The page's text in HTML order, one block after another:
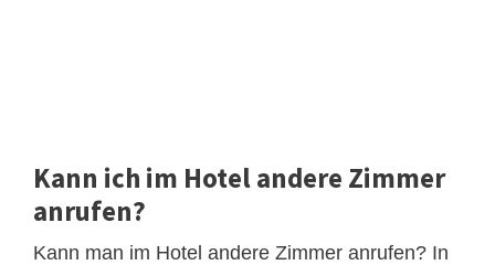
Kann ich im Hotel andere Zimmer
anrufen?
Kann man im Hotel andere Zimmer anrufen? In